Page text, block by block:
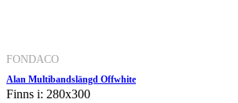
FONDACO
Alan Multibandslängd Offwhite
Finns i: 280x300